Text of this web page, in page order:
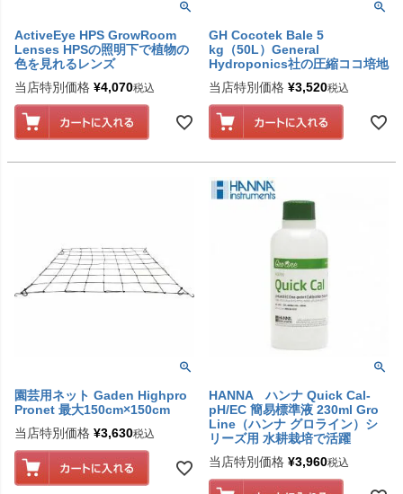
ActiveEye HPS GrowRoom
Lenses HPSの照明下で植物の
色を見れるレンズ
当店特別価格 ¥4,070税込
GH Cocotek Bale 5
kg（50L）General
Hydroponics社の圧縮ココ培地
当店特別価格 ¥3,520税込
園芸用ネット Gaden Highpro
Pronet 最大150cm×150cm
当店特別価格 ¥3,630税込
HANNA ハンナ Quick Cal-
pH/EC 簡易標準液 230ml Gro
Line（ハンナ グロライン）シ
リーズ用 水耕栽培で活躍
当店特別価格 ¥3,960税込